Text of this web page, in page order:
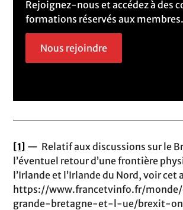
Rejoignez-nous et accédez à des
formations réservés aux membres.
Nous rejoindre
[1] — Relatif aux discussions sur le
l’éventuel retour d’une frontière
l’Irlande et l’Irlande du Nord, voir cet
https://www.francetvinfo.fr/
grande-bretagne-et-l-ue/brexit-